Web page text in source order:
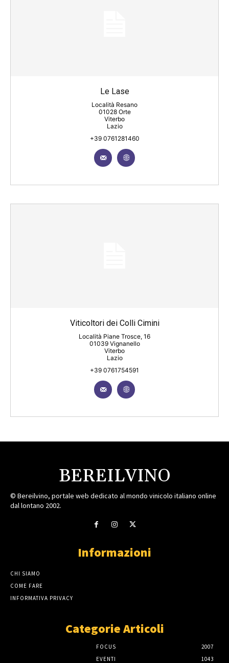
Le Lase
Località Resano
01028 Orte
Viterbo
Lazio
+39 0761281460
Viticoltori dei Colli Cimini
Località Piane Trosce, 16
01039 Vignanello
Viterbo
Lazio
+39 0761754591
BEREILVINO
© Bereilvino, portale web dedicato al mondo vinicolo italiano online
dal lontano 2002.
Informazioni
CHI SIAMO
COME FARE
INFORMATIVA PRIVACY
Categorie Articoli
FOCUS
2007
EVENTI
1043